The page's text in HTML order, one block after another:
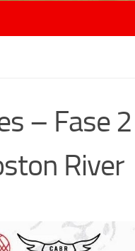
– Fase
River